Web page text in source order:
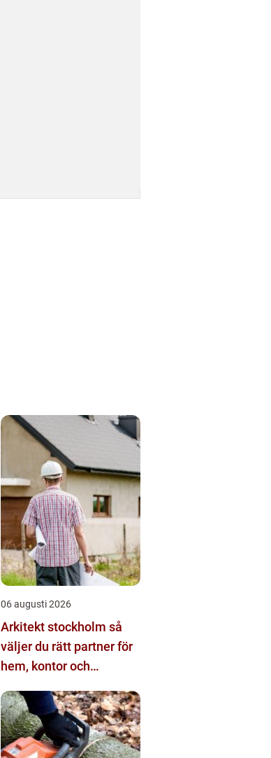
06 augusti 2026
Arkitekt stockholm så
väljer du rätt partner för
hem, kontor och